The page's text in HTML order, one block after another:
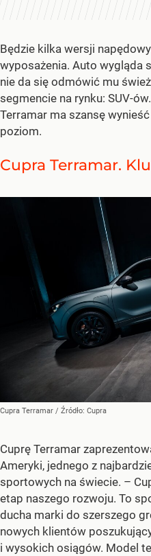
Będzie kilka wersji
wyposażenia. Auto wygląda
nie da się odmówić mu
segmencie na rynku: SUV-
Terramar ma szansę
poziom.
Cupra Terramar.
Cupra Terramar / Źródło: Cupra
Cuprę Terramar
Ameryki, jednego z
sportowych na świecie. –
etap naszego rozwoju. To
ducha marki do szerszego
nowych klientów
i wysokich osiągów. Model